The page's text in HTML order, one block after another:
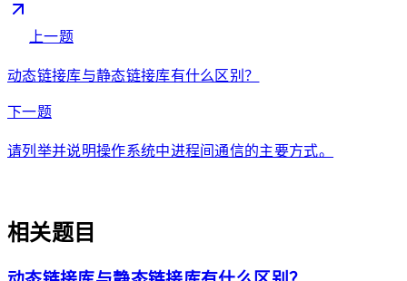
上一题
动态链接库与静态链接库有什么区别？
下一题arrow_forward
请列举并说明操作系统中进程间通信的主要方式。
相关题目